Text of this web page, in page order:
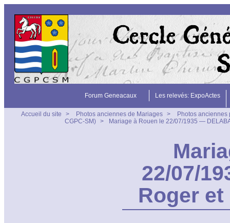
Forum Geneacaux Les relevés: ExpoActes
Accueil du site > Photos anciennes de Mariages >
Photos anciennes
CGPC-SM) > Mariage à Rouen le 22/07/1935 —
22/07/
Roger et